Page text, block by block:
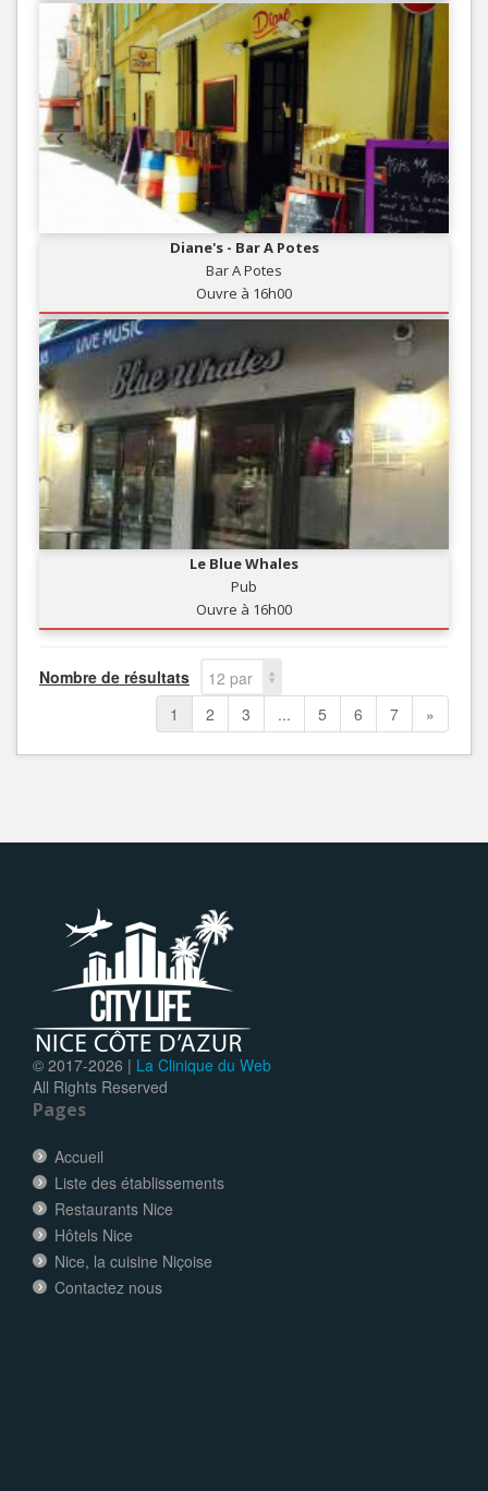
Diane's - Bar A Potes
Bar A Potes
Ouvre à 16h00
Le Blue Whales
Pub
Ouvre à 16h00
Nombre de résultats
12 par
page
1 2 3 ... 5 6 7 »
© 2017-2026 | La Clinique du Web
All Rights Reserved
Pages
Accueil
Liste des établissements
Restaurants Nice
Hôtels Nice
Nice, la cuisine Niçoise
Contactez nous